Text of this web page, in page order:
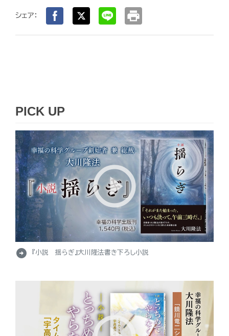
シェア： print
PICK UP
arrow_circle_right 『小説 揺らぎ』大川隆法書き下ろし小説